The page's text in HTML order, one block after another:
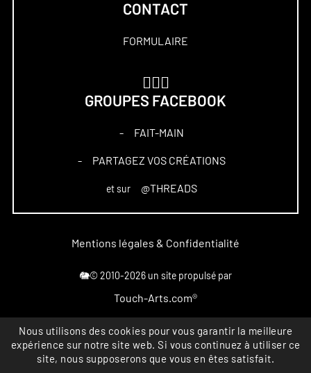
CONTACT
FORMULAIRE
GROUPES FACEBOOK
– FAIT-MAIN
– PARTAGEZ VOS CRÉATIONS
et sur @THREADS
Mentions légales & Confidentialité
🐘© 2010-2026 un site propulsé par
Touch-Arts.com®
Marque déposée
All rights reserved
Nous utilisons des cookies pour vous garantir la meilleure
expérience sur notre site web. Si vous continuez à utiliser ce
site, nous supposerons que vous en êtes satisfait.